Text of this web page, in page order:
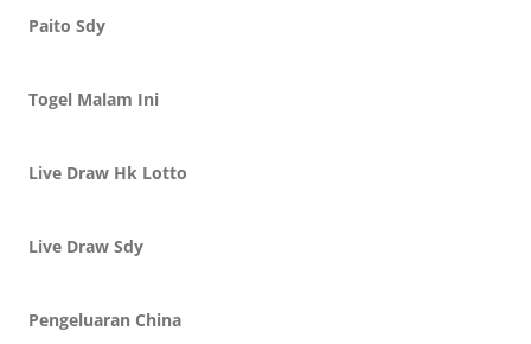
Paito Sdy
Togel Malam Ini
Live Draw Hk Lotto
Live Draw Sdy
Pengeluaran China